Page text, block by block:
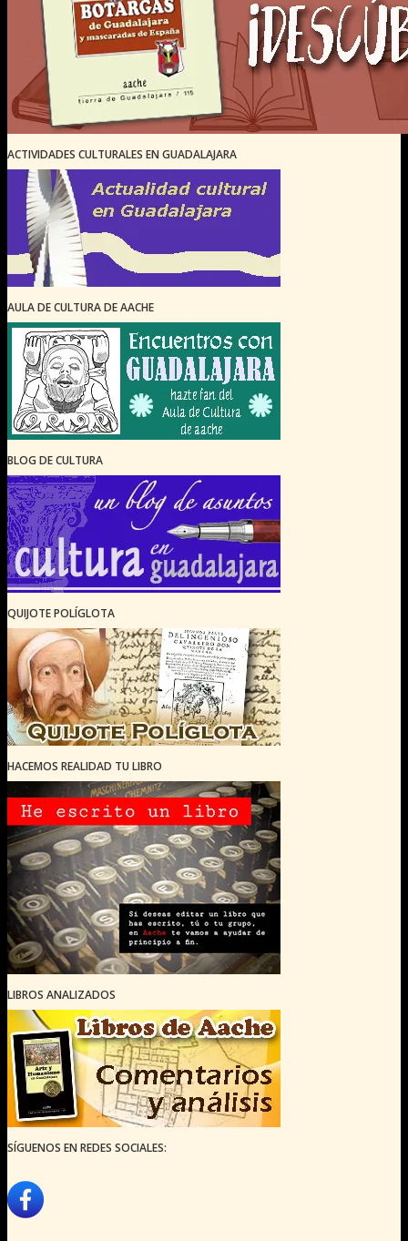
ACTIVIDADES CULTURALES EN GUADALAJARA
AULA DE CULTURA DE AACHE
BLOG DE CULTURA
QUIJOTE POLÍGLOTA
HACEMOS REALIDAD TU LIBRO
LIBROS ANALIZADOS
SÍGUENOS EN REDES SOCIALES: